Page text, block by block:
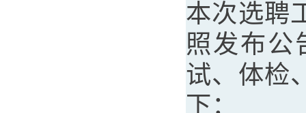
本次选聘
照发布公
试、体检
下：